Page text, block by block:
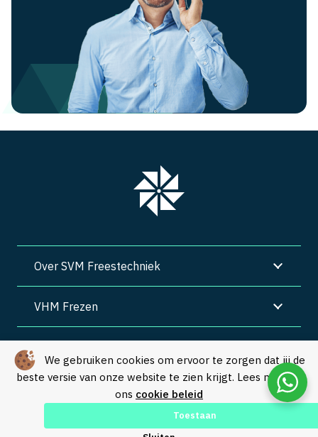
We gebruiken cookies om ervoor te zorgen dat jij de
beste versie van onze website te zien krijgt. Lees meer in
ons cookie beleid
Toestaan
Over SVM Freestechniek
VHM Frezen
Algemene voorwaarden | Privacy
© Copyright 2026 – SVM Freestechniek |
Webdesign by Yooker–
Made with 💙